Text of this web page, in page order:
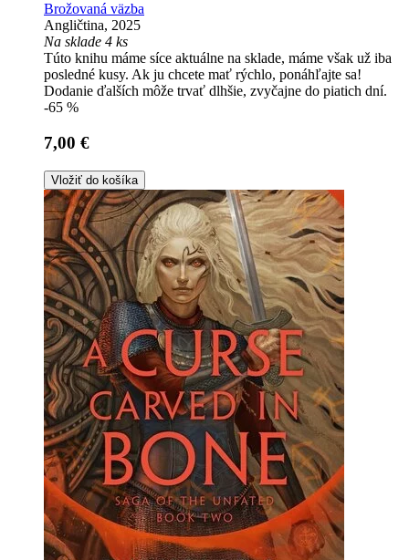
Brožovaná väzba
Angličtina, 2025
Na sklade 4 ks
Túto knihu máme síce aktuálne na sklade, máme však už iba
posledné kusy. Ak ju chcete mať rýchlo, ponáhľajte sa!
Dodanie ďalších môže trvať dlhšie, zvyčajne do piatich dní.
-65 %
7,00 €
Vložiť do košíka